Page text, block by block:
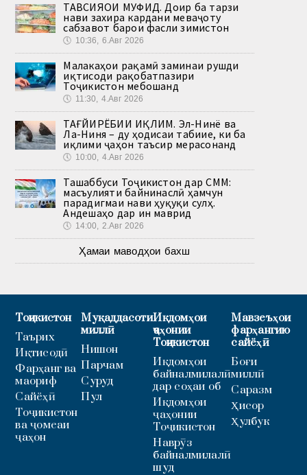
ТАВСИЯҲОИ МУФИД. Доир ба тарзи
нави захира кардани меваҷоту
сабзавот барои фасли зимистон
🕔 10:36, 6.Авг 2026
Малакаҳои рақамӣ заминаи рушди
иқтисоди рақобатпазири
Тоҷикистон мебошанд
🕔 11:30, 4.Авг 2026
ТАҒЙИРЁБИИ ИҚЛИМ. Эл-Нинё ва
Ла-Ниня – ду ҳодисаи табиие, ки ба
иқлими ҷаҳон таъсир мерасонанд
🕔 10:00, 4.Авг 2026
Ташаббуси Тоҷикистон дар СММ:
масъулияти байнинаслӣ ҳамчун
парадигмаи нави ҳуқуқи сулҳ.
Андешаҳо дар ин маврид
🕔 14:00, 2.Авг 2026
Ҳамаи маводҳои бахш
Тоҷикистон
Таърих
Иқтисодӣ
Фарҳанг ва
маориф
Сайёҳӣ
Тоҷикистон
ва ҷомеаи
ҷаҳон
Муқаддасоти
миллӣ
Нишон
Парчам
Суруд
Пул
Иқдомҳои
ҷаҳонии
Тоҷикистон
Иқдомҳои
байналмилалӣ
дар соҳаи об
Иқдомҳои
ҷаҳонии
Тоҷикистон
Наврӯз
байналмилалӣ
шуд
Мавзеъҳои
фарҳангию
сайёҳӣ
Боғи
миллӣ
Саразм
Ҳисор
Ҳулбук